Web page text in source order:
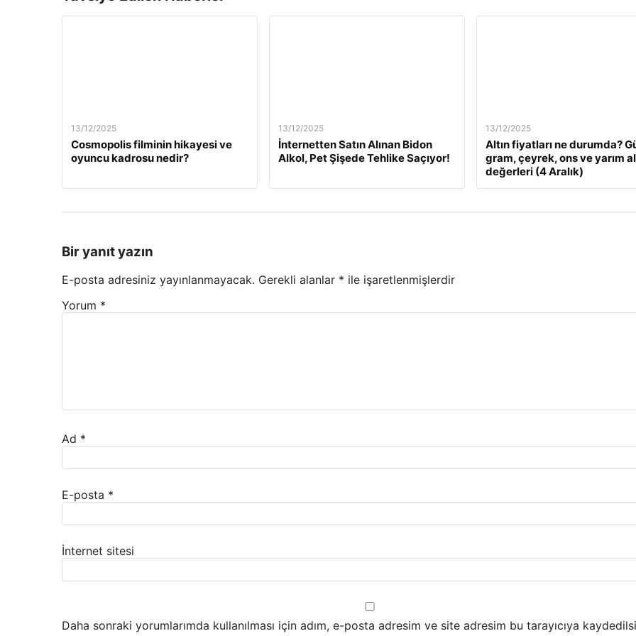
13/12/2025
Cosmopolis filminin hikayesi ve
oyuncu kadrosu nedir?
13/12/2025
İnternetten Satın Alınan Bidon
Alkol, Pet Şişede Tehlike Saçıyor!
13/12/2025
Altın fiyatları ne durumda?
gram, çeyrek, ons ve yarım
değerleri (4 Aralık)
Bir yanıt yazın
E-posta adresiniz yayınlanmayacak. Gerekli alanlar * ile işaretlenmişlerdir
Yorum *
Ad *
E-posta *
İnternet sitesi
Daha sonraki yorumlarımda kullanılması için adım, e-posta adresim ve site adresim bu tarayıcıya